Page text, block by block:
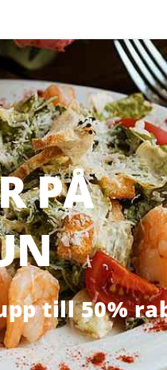
PÅ
till 50%